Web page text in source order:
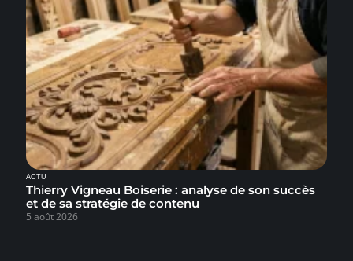
ACTU
Thierry Vigneau Boiserie : analyse de son succès
et de sa stratégie de contenu
5 août 2026